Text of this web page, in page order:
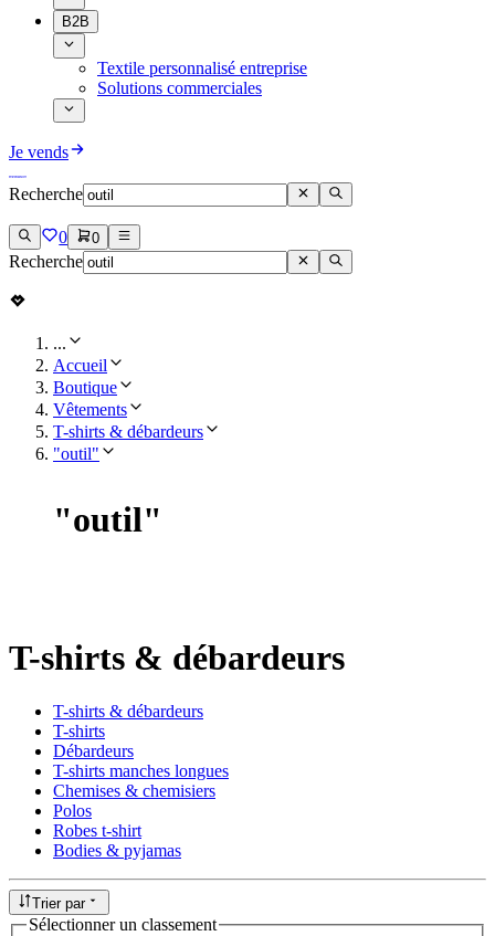
B2B
Textile personnalisé entreprise
Solutions commerciales
Je vends
Recherche
0 0
Recherche
...
Accueil
Boutique
Vêtements
T-shirts & débardeurs
"outil"
"outil"
T-shirts & débardeurs
T-shirts & débardeurs
T-shirts
Débardeurs
T-shirts manches longues
Chemises & chemisiers
Polos
Robes t-shirt
Bodies & pyjamas
Trier par
Sélectionner un classement